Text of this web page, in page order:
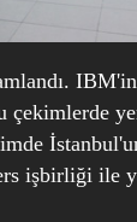
çekimlerde
işbirliği ile